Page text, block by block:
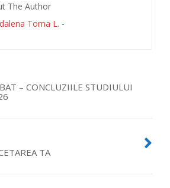
The Author
Toma L. -
– CONCLUZIILE STUDIULUI
TA